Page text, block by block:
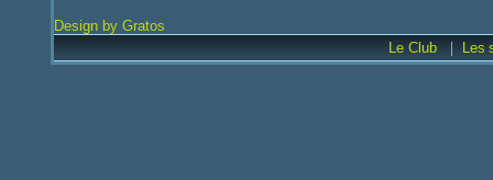
Design by Gratos
Le Club
| Les